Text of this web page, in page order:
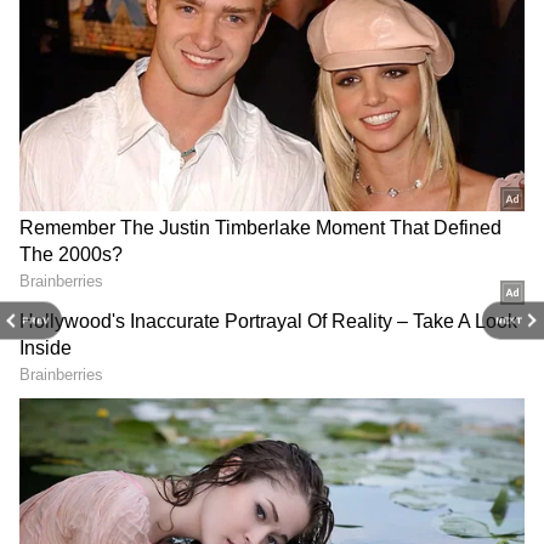
PREV NEXT
అంతకుముందు.. గురువారం నాడు'భారత్ జోడో యాత్ర'లో
రాహుల్ గాంధీ మీడియా సమావేశంలో మాట్లాడుతూ..
సావర్కర్ బ్రిటిష్ వారికి రాసిన లేఖను చదివి..మహాత్మా
గాంధీ, జవహర్‌లాల్ వంటి నాయకులను కాషాయ
సిద్ధాంతకర్త (సావర్కర్) మోసం చేశారని పేర్కొన్నారు. నెహ్రూ
, సర్దార్ వల్లభ్ భాయ్ పటేల్ స్వాతంత్ర్యానికి ముందు బ్రిటిష్
RECOMMENDED STORIES